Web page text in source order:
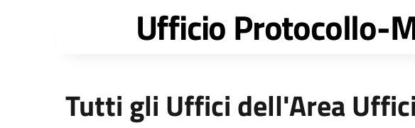
Ufficio Protocollo-
Tutti gli Uffici dell'Area